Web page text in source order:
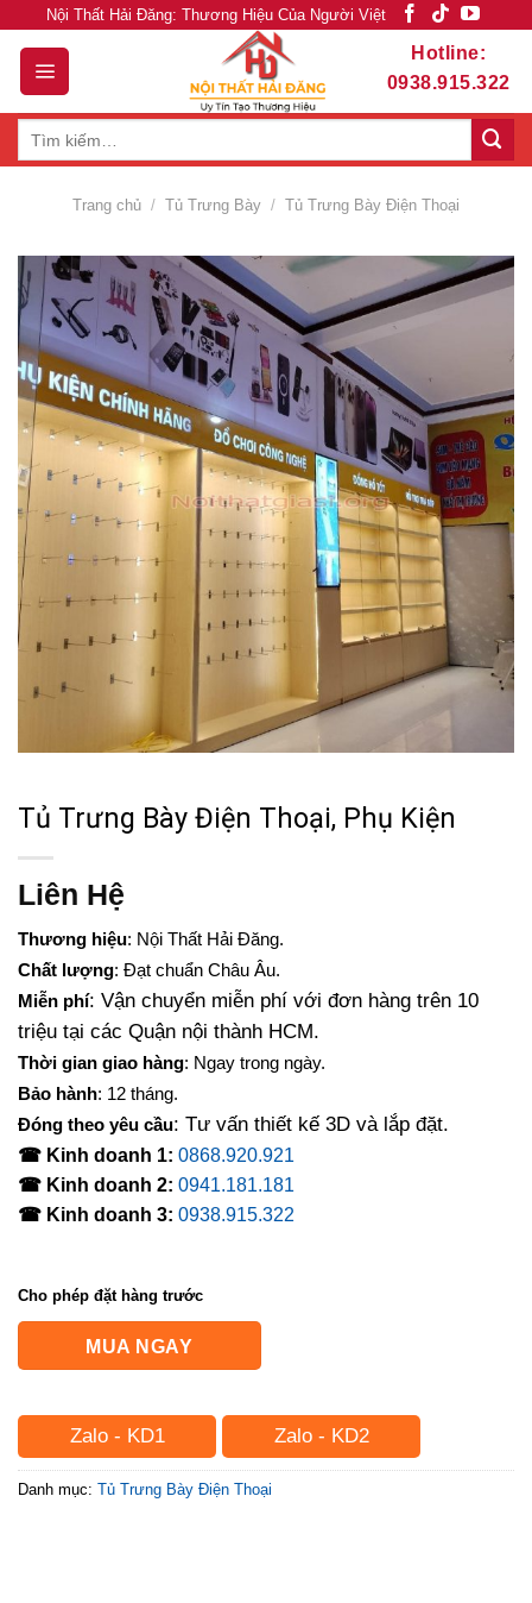
content
Nội Thất Hải Đăng: Thương Hiệu Của Người Việt
Hotline:
0938.915.322
Trang chủ / Tủ Trưng Bày / Tủ Trưng Bày Điện Thoại
Tủ Trưng Bày Điện Thoại, Phụ Kiện
Liên Hệ
Thương hiệu: Nội Thất Hải Đăng.
Chất lượng: Đạt chuẩn Châu Âu.
Miễn phí: Vận chuyển miễn phí với đơn hàng trên 10
triệu tại các Quận nội thành HCM.
Thời gian giao hàng: Ngay trong ngày.
Bảo hành: 12 tháng.
Đóng theo yêu cầu: Tư vấn thiết kế 3D và lắp đặt.
☎ Kinh doanh 1: 0868.920.921
☎ Kinh doanh 2: 0941.181.181
☎ Kinh doanh 3: 0938.915.322
Cho phép đặt hàng trước
MUA NGAY
Zalo - KD1 Zalo - KD2
Danh mục: Tủ Trưng Bày Điện Thoại